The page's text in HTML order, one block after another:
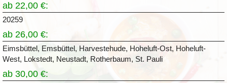
ab 22,00 €:
20259
ab 26,00 €:
Eimsbüttel, Emsbüttel, Harvestehude, Hoheluft-Ost, Hoheluft-
West, Lokstedt, Neustadt, Rotherbaum, St. Pauli
ab 30,00 €: